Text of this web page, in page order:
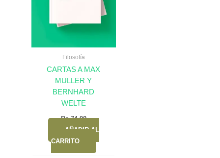
Filosofía
CARTAS A MAX
MULLER Y
BERNHARD
WELTE
Bs.74,00
AÑADIR AL
CARRITO